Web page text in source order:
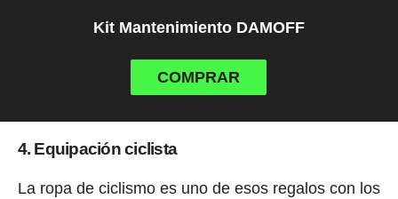
Kit Mantenimiento DAMOFF
COMPRAR
4. Equipación ciclista
La ropa de ciclismo es uno de esos regalos con los